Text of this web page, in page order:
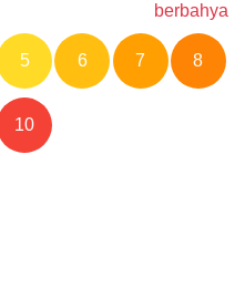
berbahya
5 6 7 8
10